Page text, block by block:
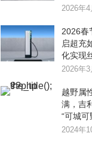
2026年4
2026春
启超充
化实现
2026年3
越野属
满，吉
“可城可
2024年